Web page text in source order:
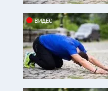
ВИДЕО